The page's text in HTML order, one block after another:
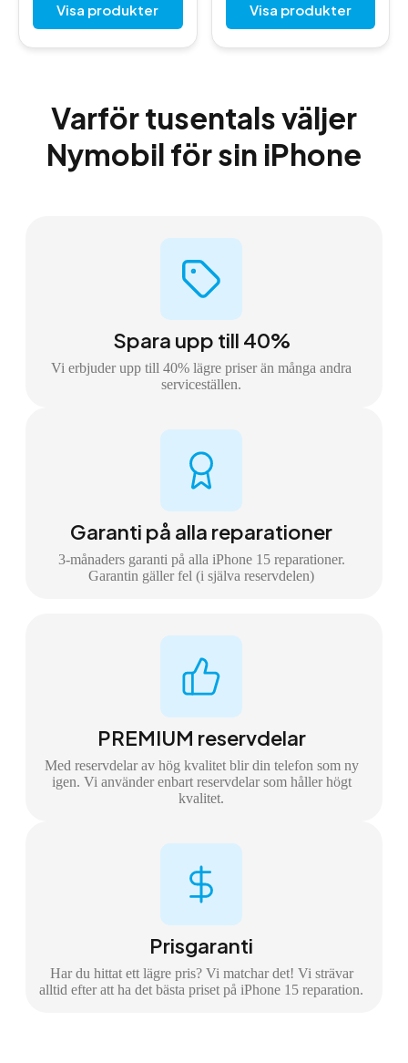
Visa produkter Visa produkter
Varför tusentals väljer
Nymobil för sin iPhone
Spara upp till 40%
Vi erbjuder upp till 40% lägre priser än många andra
serviceställen.
Garanti på alla reparationer
3-månaders garanti på alla iPhone 15 reparationer.
Garantin gäller fel (i själva reservdelen)
PREMIUM reservdelar
Med reservdelar av hög kvalitet blir din telefon som ny
igen. Vi använder enbart reservdelar som håller högt
kvalitet.
Prisgaranti
Har du hittat ett lägre pris? Vi matchar det! Vi strävar
alltid efter att ha det bästa priset på iPhone 15 reparation.